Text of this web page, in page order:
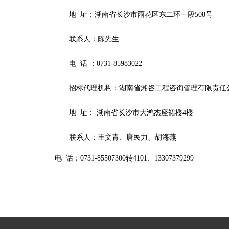
地 址：湖南省长沙市雨花区东二环一段508号
联系人： 陈先生
电 话 ： 0731-85983022
招标代理机构： 湖南省湘咨工程咨询管理有限责任
地 址： 湖南省长沙市大鸿杰座裙楼4楼
联系人： 王文青、唐民力、胡海燕
电 话： 0731-85507300转4101、13307379299